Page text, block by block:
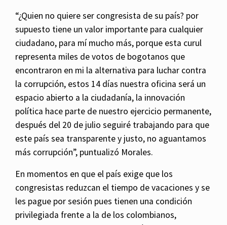
“¿Quien no quiere ser congresista de su país? por
supuesto tiene un valor importante para cualquier
ciudadano, para mí mucho más, porque esta curul
representa miles de votos de bogotanos que
encontraron en mi la alternativa para luchar contra
la corrupción, estos 14 días nuestra oficina será un
espacio abierto a la ciudadanía, la innovación
política hace parte de nuestro ejercicio permanente,
después del 20 de julio seguiré trabajando para que
este país sea transparente y justo, no aguantamos
más corrupción”, puntualizó Morales.
En momentos en que el país exige que los
congresistas reduzcan el tiempo de vacaciones y se
les pague por sesión pues tienen una condición
privilegiada frente a la de los colombianos,